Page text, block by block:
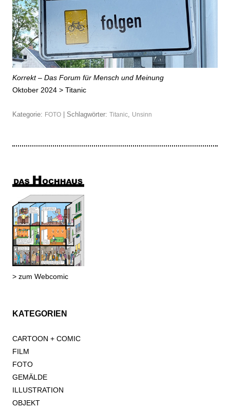
Korrekt – Das Forum für Mensch und Meinung
Oktober 2024 > Titanic
Kategorie: FOTO | Schlagwörter: Titanic, Unsinn
> zum Webcomic
KATEGORIEN
CARTOON + COMIC
FILM
FOTO
GEMÄLDE
ILLUSTRATION
OBJEKT